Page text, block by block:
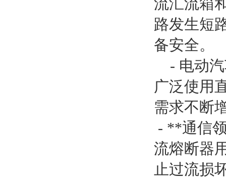
路发生短
备安全。
- 电动汽
广泛使用
需求不断
- **通信
流熔断器
止过流损